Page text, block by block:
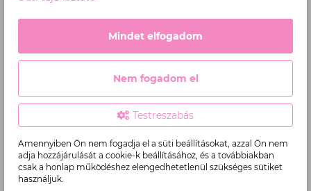
PB Szájceruza bordó
Termék
4.990
Ft,
4.990 Ft
Mindet elfogadom
Nem fogadom el
Testreszabás
Amennyiben Ön nem fogadja el a süti beállításokat, azzal Ön nem
adja hozzájárulását a cookie-k beállításához, és a továbbiakban
csak a honlap működéshez elengedhetetlenül szükséges sütiket
használjuk.